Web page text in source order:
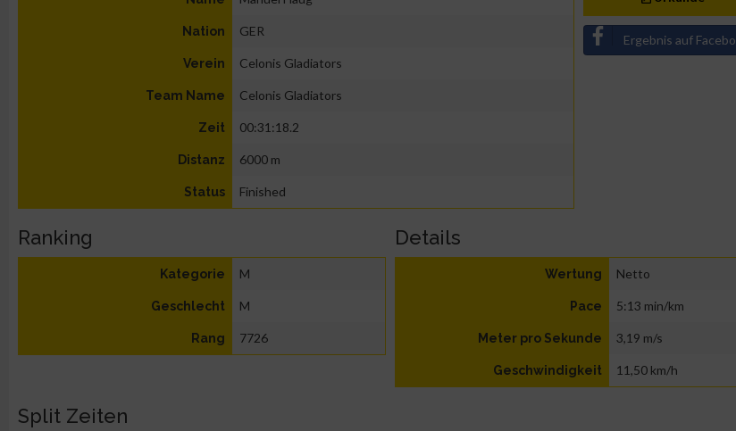
Nation GER
Verein Celonis Gladiators
Team Name Celonis Gladiators
Zeit 00:31:18.2
Distanz 6000 m
Status Finished
Ergebnis auf Facebook teilen
Ranking
Kategorie M
Geschlecht M
Rang 7726
Details
Wertung Netto
Pace 5:13 min/km
Meter pro Sekunde 3,19 m/s
Geschwindigkeit 11,50 km/h
Split Zeiten